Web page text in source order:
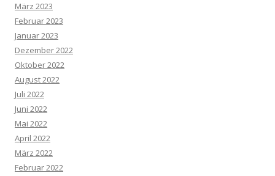
März 2023
Februar 2023
Januar 2023
Dezember 2022
Oktober 2022
August 2022
Juli 2022
Juni 2022
Mai 2022
April 2022
März 2022
Februar 2022